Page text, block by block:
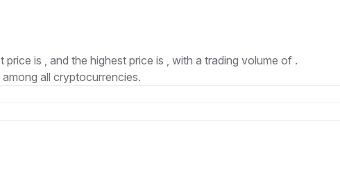
is , and the highest price is , with a trading volume of .
all cryptocurrencies.